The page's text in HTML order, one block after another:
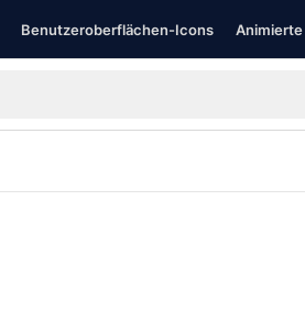
Benutzeroberflächen-Icons